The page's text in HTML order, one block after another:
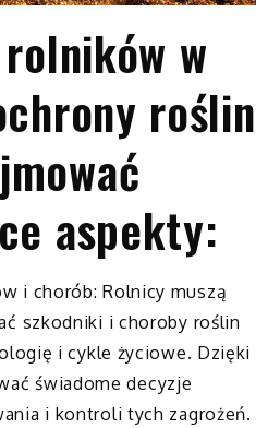
w
roślin
aspekty:
i chorób: Rolnicy muszą
szkodniki i choroby roślin
i cykle życiowe. Dzięki
świadome decyzje
i kontroli tych zagrożeń.